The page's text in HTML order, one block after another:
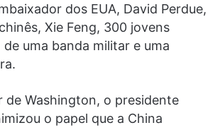
dos EUA, David Perdue,
Xie Feng, 300 jovens
de uma banda militar e uma
de Washington, o presidente
o papel que a China